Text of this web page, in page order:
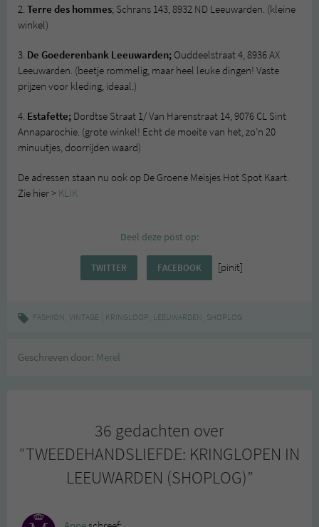
2. Terre des hommes; Schrans 143, 8932 ND Leeuwarden. (kleine
winkel)
3. De Goederenbank Leeuwarden; Ouddeelstraat 4, 8936 AX
Leeuwarden. (beetje rommelig, maar heel leuke dingen! Vaste
prijzen voor kleding, ideaal.)
4. Estafette; Dordtse Straat 1/ Van Harenstraat 14, 9076 CL Sint
Annaparochie. (grote winkel! Echt de moeite van het, zo’n 20
minuutjes, doorrijden waard)
De adressen staan nu ook op De Groene Meisjes Hot Spot Kaart.
Zie hier > KLIK
Deel deze post op:
TWITTER FACEBOOK [pinit]
FASHION, VINTAGE KRINGLOOP, LEEUWARDEN, SHOPLOG
Geschreven door: Merel
36 gedachten over
“TWEEDEHANDSLIEFDE: KRINGLOPEN IN
LEEUWARDEN (SHOPLOG)”